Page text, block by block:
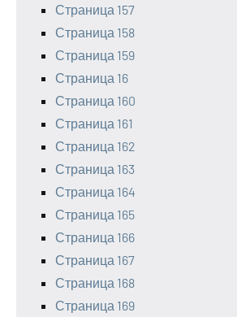
Страница 157
Страница 158
Страница 159
Страница 16
Страница 160
Страница 161
Страница 162
Страница 163
Страница 164
Страница 165
Страница 166
Страница 167
Страница 168
Страница 169